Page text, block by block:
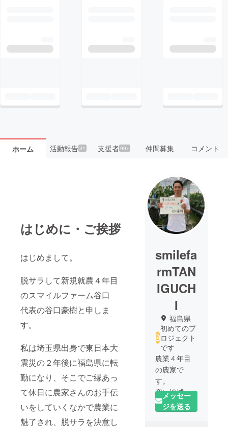
ホーム 活動報告31 支援者99+ 仲間募集 コメント
はじめに・ご挨拶
はじめまして。
脱サラして新規就農４年目
のスマイルファーム谷口
代表の谷口豪樹と申しま
す。
私は埼玉県出身で東日本大
震災の２年後に福島県に転
勤になり、そこでご縁あっ
て休日に農家さんのお手伝
いをしていくなかで農業に
魅了され、脱サラを決意し
smilefa
rmTAN
IGUCH
I
福島県
初めてのプ
ロジェクト
です
農業４年目
の農家で
す。
寒い地域で
熱帯植物
「アンスリ
メッセー
ジを送る